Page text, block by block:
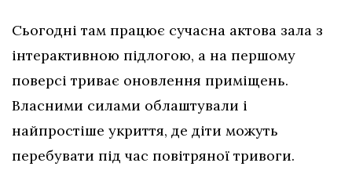
Сьогодні там працює сучасна актова зала з
інтерактивною підлогою, а на першому
поверсі триває оновлення приміщень.
Власними силами облаштували і
найпростіше укриття, де діти можуть
перебувати під час повітряної тривоги.